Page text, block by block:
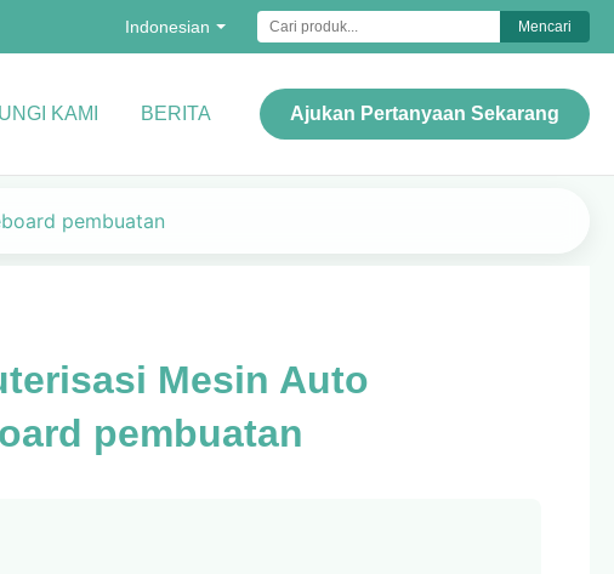
Indonesian Mencari
KAMI BERITA Ajukan Pertanyaan Sekarang
pembuatan
Mesin Auto
pembuatan